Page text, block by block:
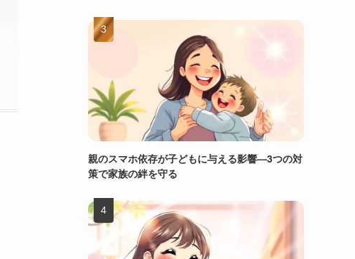
親のスマホ依存が子どもに与える影響—3つの対
策で家族の絆を守る